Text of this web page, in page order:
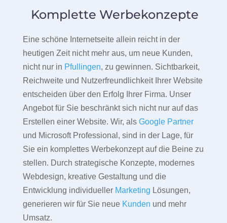
Komplette Werbekonzepte
Eine schöne Internetseite allein reicht in der
heutigen Zeit nicht mehr aus, um neue Kunden,
nicht nur in Pfullingen, zu gewinnen. Sichtbarkeit,
Reichweite und Nutzerfreundlichkeit Ihrer Website
entscheiden über den Erfolg Ihrer Firma. Unser
Angebot für Sie beschränkt sich nicht nur auf das
Erstellen einer Website. Wir, als Google Partner
und Microsoft Professional, sind in der Lage, für
Sie ein komplettes Werbekonzept auf die Beine zu
stellen. Durch strategische Konzepte, modernes
Webdesign, kreative Gestaltung und die
Entwicklung individueller Marketing Lösungen,
generieren wir für Sie neue Kunden und mehr
Umsatz.